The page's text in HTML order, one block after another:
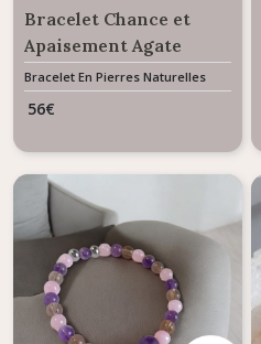
Bracelet Chance et
Apaisement Agate
Tibétaine - Style
baroque
Bracelet En Pierres Naturelles
56€